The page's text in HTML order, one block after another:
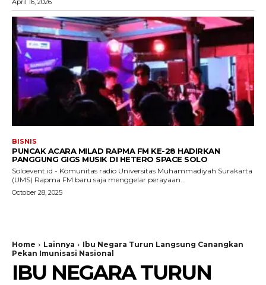
April 16, 2026
BISNIS
PUNCAK ACARA MILAD RAPMA FM KE-28 HADIRKAN
PANGGUNG GIGS MUSIK DI HETERO SPACE SOLO
Soloevent.id - Komunitas radio Universitas Muhammadiyah Surakarta
(UMS) Rapma FM baru saja menggelar perayaan...
October 28, 2025